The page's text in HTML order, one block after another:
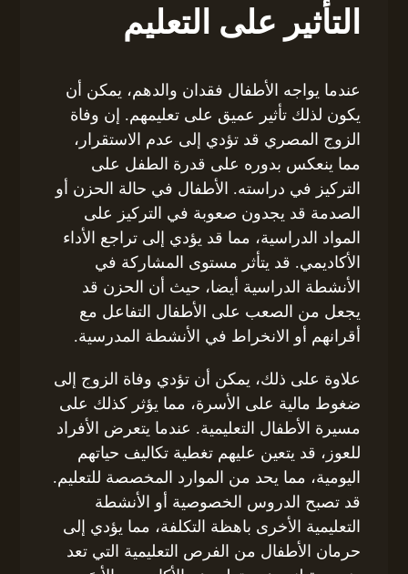
التأثير على التعليم
عندما يواجه الأطفال فقدان والدهم، يمكن أن
يكون لذلك تأثير عميق على تعليمهم. إن وفاة
الزوج المصري قد تؤدي إلى عدم الاستقرار،
مما ينعكس بدوره على قدرة الطفل على
التركيز في دراسته. الأطفال في حالة الحزن أو
الصدمة قد يجدون صعوبة في التركيز على
المواد الدراسية، مما قد يؤدي إلى تراجع الأداء
الأكاديمي. قد يتأثر مستوى المشاركة في
الأنشطة الدراسية أيضا، حيث أن الحزن قد
يجعل من الصعب على الأطفال التفاعل مع
أقرانهم أو الانخراط في الأنشطة المدرسية.
علاوة على ذلك، يمكن أن تؤدي وفاة الزوج إلى
ضغوط مالية على الأسرة، مما يؤثر كذلك على
مسيرة الأطفال التعليمية. عندما يتعرض الأفراد
للعوز، قد يتعين عليهم تغطية تكاليف حياتهم
اليومية، مما يحد من الموارد المخصصة للتعليم.
قد تصبح الدروس الخصوصية أو الأنشطة
التعليمية الأخرى باهظة التكلفة، مما يؤدي إلى
حرمان الأطفال من الفرص التعليمية التي تعد